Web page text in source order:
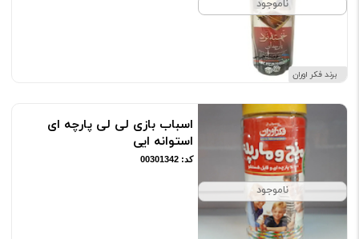
ناموجود
برند فکر اوران
ناموجود
اسباب بازی لی لی پارچه ای
استوانه ایی
کد: 00301342